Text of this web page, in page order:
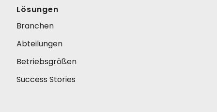
Lösungen
Branchen
Abteilungen
Betriebsgrößen
Success Stories